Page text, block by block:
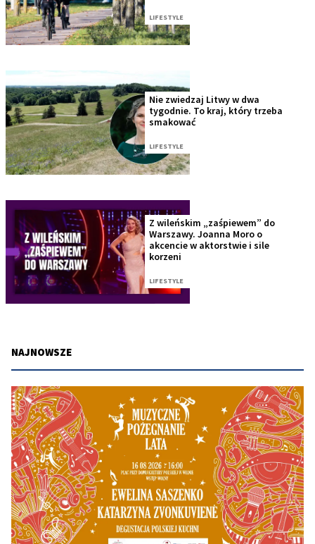
LIFESTYLE
Nie zwiedzaj Litwy w dwa
tygodnie. To kraj, który trzeba
smakować
LIFESTYLE
Z wileńskim „zaśpiewem” do
Warszawy. Joanna Moro o
akcencie w aktorstwie i sile
korzeni
LIFESTYLE
NAJNOWSZE